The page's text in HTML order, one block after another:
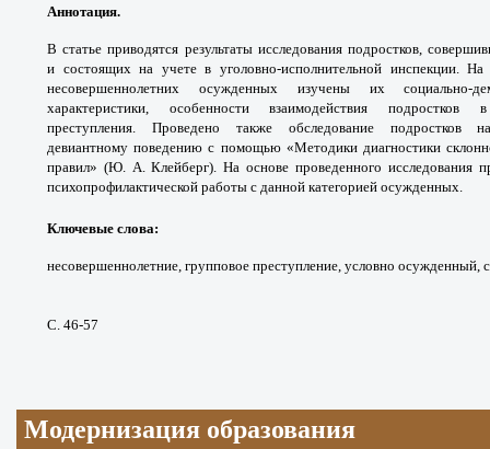
Аннотация.
В статье приводятся результаты исследования подростков,
и состоящих на учете в уголовно-исполнительной инспекции. На
несовершеннолетних осужденных изучены их социально-
характеристики, особенности взаимодействия
преступления. Проведено также обследование подростков
девиантномуповедению с помощью «Методики диагностики
правил» (Ю. А. Клейберг). На основе проведенного
психопрофилактической работы с данной категорией осужденных.
Ключевые слова:
несовершеннолетние, групповое преступление, условно осужденный,
С. 46-57
Модернизация образования